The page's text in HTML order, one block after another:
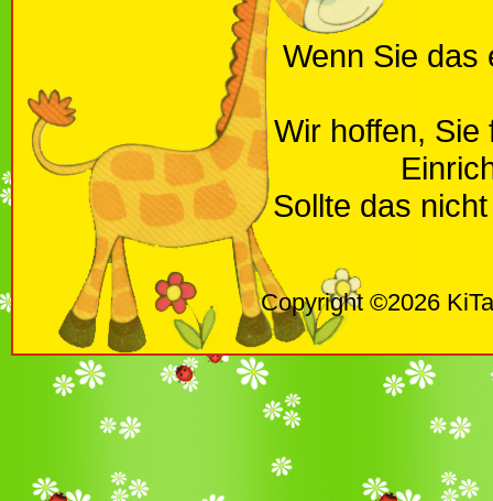
Wenn Sie das
Wir hoffen, Sie
Sollte das
Copyright ©2026